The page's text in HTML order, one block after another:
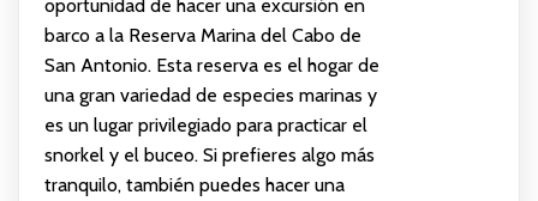
oportunidad de hacer una excursión en
barco a la Reserva Marina del Cabo de
San Antonio. Esta reserva es el hogar de
una gran variedad de especies marinas y
es un lugar privilegiado para practicar el
snorkel y el buceo. Si prefieres algo más
tranquilo, también puedes hacer una